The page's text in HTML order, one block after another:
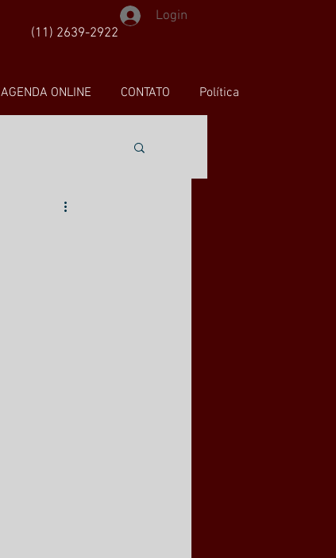
(11) 2639-2922
Login
AGENDA ONLINE CONTATO Política